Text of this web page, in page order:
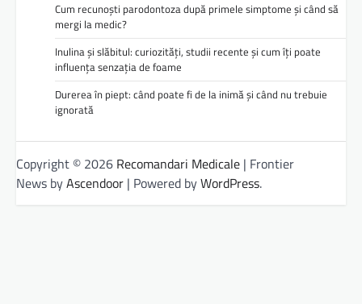
Cum recunoști parodontoza după primele simptome și când să
mergi la medic?
Inulina și slăbitul: curiozități, studii recente și cum îți poate
influența senzația de foame
Durerea în piept: când poate fi de la inimă și când nu trebuie
ignorată
Copyright © 2026 Recomandari Medicale | Frontier
News byAscendoor | Powered byWordPress.